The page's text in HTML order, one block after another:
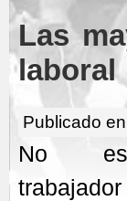
Las
laboral
Publicado
No